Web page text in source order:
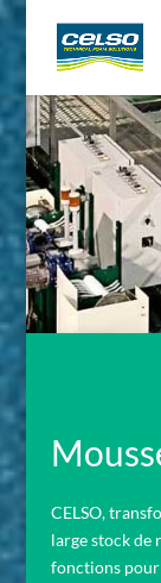
CELSO,
large stock de
fonctions